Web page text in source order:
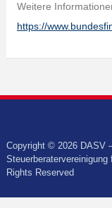
Weitere
https://
Copyright © 2026 DASV
Rights Reserved